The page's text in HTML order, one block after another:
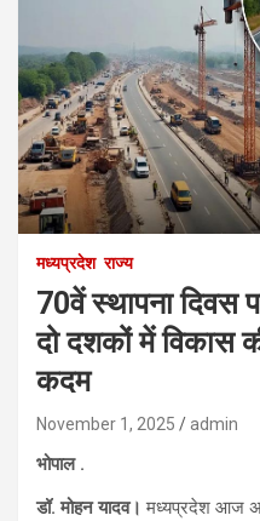
मध्यप्रदेश राज्य
70वें स्थापना दिवस
दो दशकों में विकास
कदम
November 1, 2025 admin
भोपाल .
डॉ. मोहन यादव। मध्यप्रदेश आज